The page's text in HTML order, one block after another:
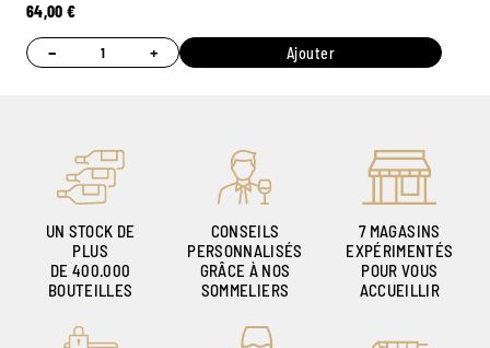
64,00€
− + Ajouter
UN STOCK DE
PLUS
DE 400.000
BOUTEILLES
CONSEILS
PERSONNALISÉS
GRÂCE À NOS
SOMMELIERS
7 MAGASINS
EXPÉRIMENTÉS
POUR VOUS
ACCUEILLIR